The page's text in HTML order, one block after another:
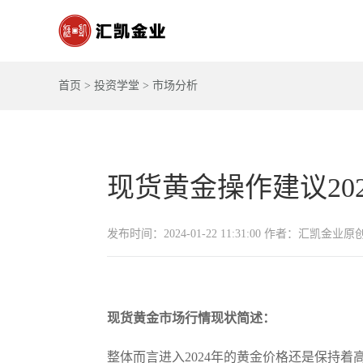
首页 > 投资学堂 > 市场分析
现货黄金操作建议
发布时间：2024-01-22 11:31:00 作者：汇凯金业原
现货黄金市场行情现状简述：
整体而言进入2024年的黄金价格还是保持